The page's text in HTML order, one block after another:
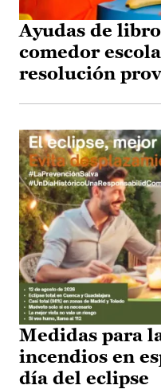
Ayudas de
comedor
resolución
Medidas para
incendios en
día del eclipse